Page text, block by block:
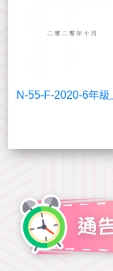
N-55-F-2020-6年